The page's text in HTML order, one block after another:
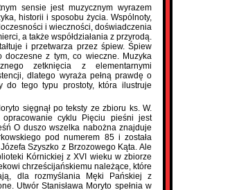
sensie jest muzycznym wyrazem
historii i sposobu życia. Wspólnoty,
i wieczności, doświadczenia
a także współdziałania z przyrodą.
i przetwarza przez śpiew. Śpiew
doczesne z tym, co wieczne. Muzyka
zetknięcia z elementarnymi
dlatego wyraża pełną prawdę o
do tego typu prostoty, która ilustruje
sięgnął po teksty ze zbioru ks. W.
opracowanie cyklu Pięciu pieśni jest
O duszo wszelka nabożna znajduje
pod numerem 85 i została
Szyszko z Brzozowego Kąta. Ale
Kórnickiej z XVI wieku w zbiorze
chrześcijańskiemu należące, które
dla rozmyślania Męki Pańskiej z
Utwór Stanisława Moryto spełnia w